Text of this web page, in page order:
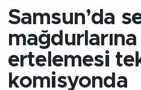
Samsun’da
ertelemesi
komisyonda
Süper Lig Puan
Tüm Manşetler